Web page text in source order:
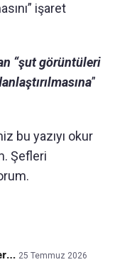
işaret
“şut görüntüleri
”
bu yazıyı okur
Şefleri
25 Temmuz 2026